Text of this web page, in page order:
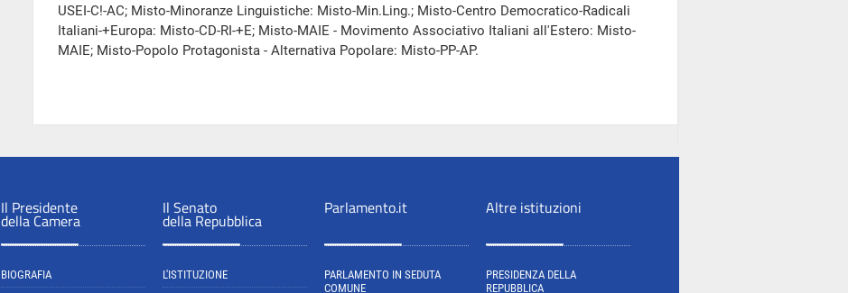
USEI-C!-AC; Misto-Minoranze Linguistiche: Misto-Min.Ling.; Misto-Centro Democratico-Radicali
Italiani-+Europa: Misto-CD-RI-+E; Misto-MAIE - Movimento Associativo Italiani all'Estero: Misto-
MAIE; Misto-Popolo Protagonista - Alternativa Popolare: Misto-PP-AP.
Il Presidente
della Camera
BIOGRAFIA
Il Senato
della Repubblica
L'ISTITUZIONE
Parlamento.it
PARLAMENTO IN SEDUTA
COMUNE
Altre istituzioni
PRESIDENZA DELLA
REPUBBLICA